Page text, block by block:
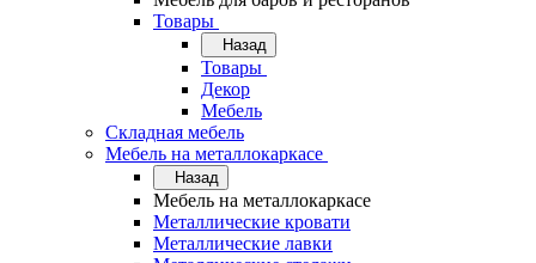
Товары
Назад
Товары
Декор
Мебель
Складная мебель
Мебель на металлокаркасе
Назад
Мебель на металлокаркасе
Металлические кровати
Металлические лавки